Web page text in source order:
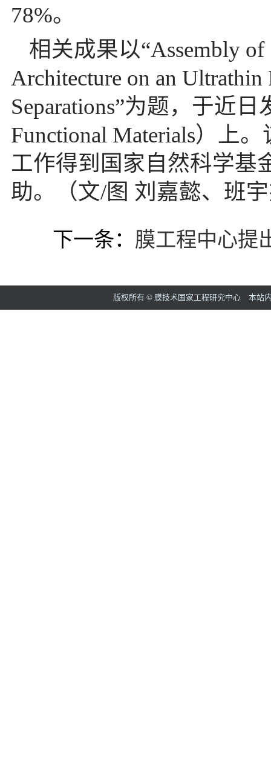
78%。
相关成果以“Assembly of
Architecture on an
Separations”为题，于近日
Functional Materials）上。
工作得到国家自然科学基
助。（文/图 刘嘉懿、班
下一条： 膜工程中心提
版权所有 © 膜技术国家工程研究中心 本站